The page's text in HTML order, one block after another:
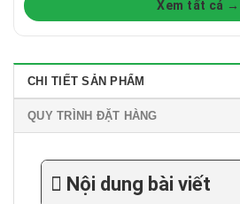
Xem tất cả →
CHI TIẾT SẢN PHẨM
QUY TRÌNH ĐẶT HÀNG
Nội dung bài viết